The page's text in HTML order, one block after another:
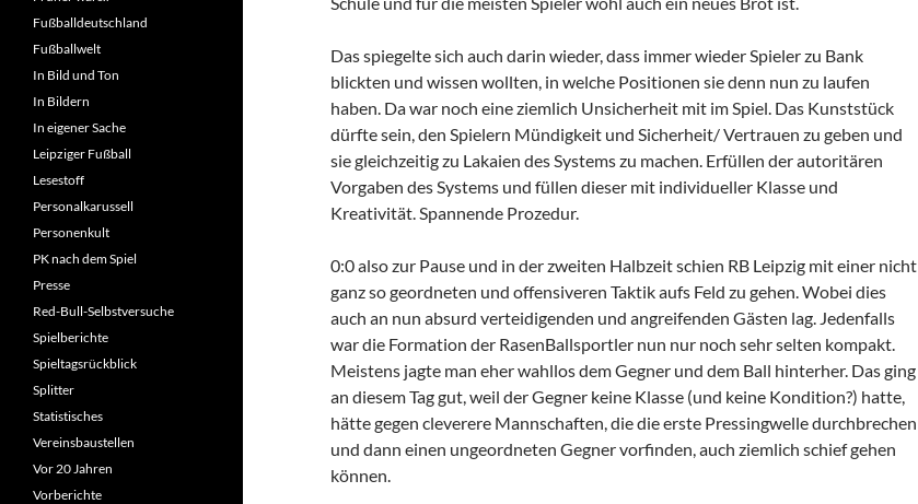
Das spiegelte sich auch darin wieder, dass immer wieder Spieler zu Bank
blickten und wissen wollten, in welche Positionen sie denn nun zu laufen
haben. Da war noch eine ziemlich Unsicherheit mit im Spiel. Das Kunststück
dürfte sein, den Spielern Mündigkeit und Sicherheit/ Vertrauen zu geben und
sie gleichzeitig zu Lakaien des Systems zu machen. Erfüllen der autoritären
Vorgaben des Systems und füllen dieser mit individueller Klasse und
Kreativität. Spannende Prozedur.
0:0 also zur Pause und in der zweiten Halbzeit schien RB Leipzig mit einer nicht
ganz so geordneten und offensiveren Taktik aufs Feld zu gehen. Wobei dies
auch an nun absurd verteidigenden und angreifenden Gästen lag. Jedenfalls
war die Formation der RasenBallsportler nun nur noch sehr selten kompakt.
Meistens jagte man eher wahllos dem Gegner und dem Ball hinterher. Das ging
an diesem Tag gut, weil der Gegner keine Klasse (und keine Kondition?) hatte,
hätte gegen cleverere Mannschaften, die die erste Pressingwelle durchbrechen
und dann einen ungeordneten Gegner vorfinden, auch ziemlich schief gehen
können.
Fußballdeutschland
Fußballwelt
In Bild und Ton
In Bildern
In eigener Sache
Leipziger Fußball
Lesestoff
Personalkarussell
Personenkult
PK nach dem Spiel
Presse
Red-Bull-Selbstversuche
Spielberichte
Spieltagsrückblick
Splitter
Statistisches
Vereinsbaustellen
Vor 20 Jahren
Vorberichte